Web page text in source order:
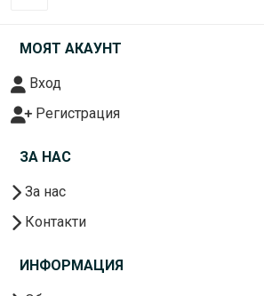
МОЯТ АКАУНТ
Вход
Регистрация
ЗА НАС
За нас
Контакти
ИНФОРМАЦИЯ